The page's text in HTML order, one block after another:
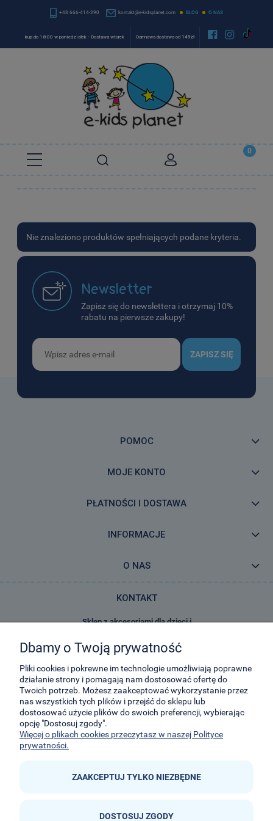
+48 666-414-390 kontakt@e-kidsplanet.com BLOG O NAS
kup do 18:00 w poniedziałek - Dostawa wtorek Darmowa dostawa od 149zł  
Nie znaleziono produktów spełniających podane kryteria.
Newsletter
Zapisz się do newslettera i otrzymaj 10%
rabatu na pierwsze zakupy!
ZAPISZ SIĘ
POMOC
MOJE KONTO
PŁATNOŚCI I DOSTAWA
INFORMACJE
O NAS
KONTAKT
Sklep z akcesoriami dla dzieci i
29-Listopada 8
32-050 Skawina
kontakt@e-kidsplanet.com
+48 666-414-390
+48 666-414-383
Dbamy o Twoją prywatność
Pliki cookies i pokrewne im technologie umożliwiają poprawne
działanie strony i pomagają nam dostosować ofertę do
Twoich potrzeb. Możesz zaakceptować wykorzystanie przez
nas wszystkich tych plików i przejść do sklepu lub
dostosować użycie plików do swoich preferencji, wybierając
opcję "Dostosuj zgody".
Więcej o plikach cookies przeczytasz w naszej Polityce
prywatności.
ZAAKCEPTUJ TYLKO NIEZBĘDNE
DOSTOSUJ ZGODY